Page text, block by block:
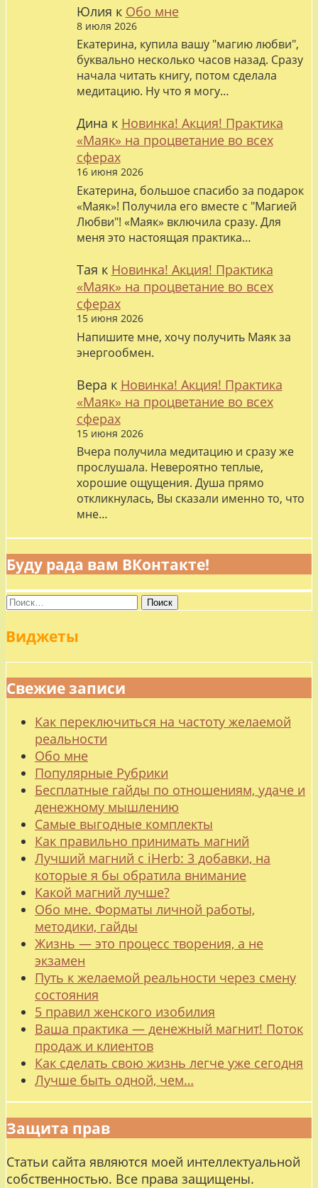
Юлия к Обо мне
8 июля 2026
Екатерина, купила вашу "магию любви",
буквально несколько часов назад. Сразу
начала читать книгу, потом сделала
медитацию. Ну что я могу…
Дина к Новинка! Акция! Практика
«Маяк» на процветание во всех
сферах
16 июня 2026
Екатерина, большое спасибо за подарок
«Маяк»! Получила его вместе с "Магией
Любви"! «Маяк» включила сразу. Для
меня это настоящая практика…
Тая к Новинка! Акция! Практика
«Маяк» на процветание во всех
сферах
15 июня 2026
Напишите мне, хочу получить Маяк за
энергообмен.
Вера к Новинка! Акция! Практика
«Маяк» на процветание во всех
сферах
15 июня 2026
Вчера получила медитацию и сразу же
прослушала. Невероятно теплые,
хорошие ощущения. Душа прямо
откликнулась, Вы сказали именно то, что
мне…
Буду рада вам ВКонтакте!
Найти:
Виджеты
Свежие записи
Как переключиться на частоту желаемой
реальности
Обо мне
Популярные Рубрики
Бесплатные гайды по отношениям, удаче и
денежному мышлению
Самые выгодные комплекты
Как правильно принимать магний
Лучший магний с iHerb: 3 добавки, на
которые я бы обратила внимание
Какой магний лучше?
Обо мне. Форматы личной работы,
методики, гайды
Жизнь — это процесс творения, а не
экзамен
Путь к желаемой реальности через смену
состояния
5 правил женского изобилия
Ваша практика — денежный магнит! Поток
продаж и клиентов
Как сделать свою жизнь легче уже сегодня
Лучше быть одной, чем…
Защита прав
Статьи сайта являются моей интеллектуальной
собственностью. Все права защищены.